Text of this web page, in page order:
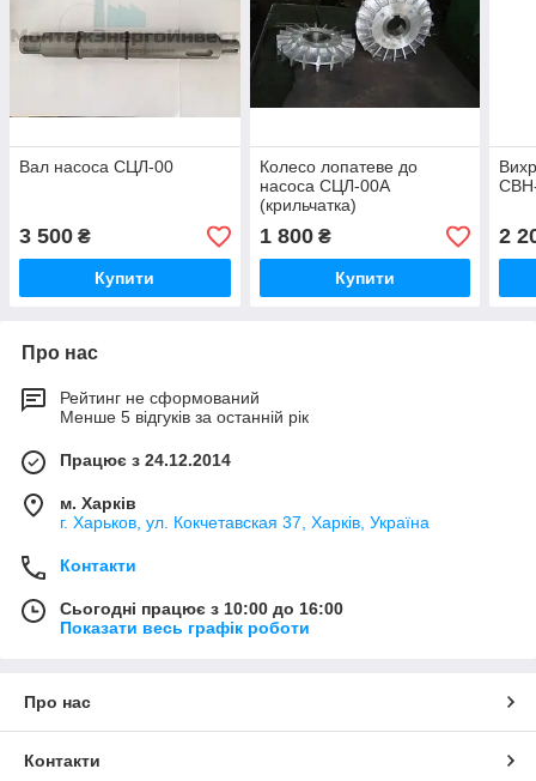
Вал насоса СЦЛ-00
3 500 ₴
Купити
Колесо лопатеве до
насоса СЦЛ-00А
(крильчатка)
1 800₴
Купити
2
Про нас
Рейтинг не сформований
Менше 5 відгуків за останній рік
Працює з 24.12.2014
м. Харків
г. Харьков, ул. Кокчетавская 37, Харків, Україна
Контакти
Сьогодні працює з 10:00 до 16:00
Показати весь графік роботи
Про нас
Контакти